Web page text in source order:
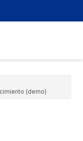
(demo)